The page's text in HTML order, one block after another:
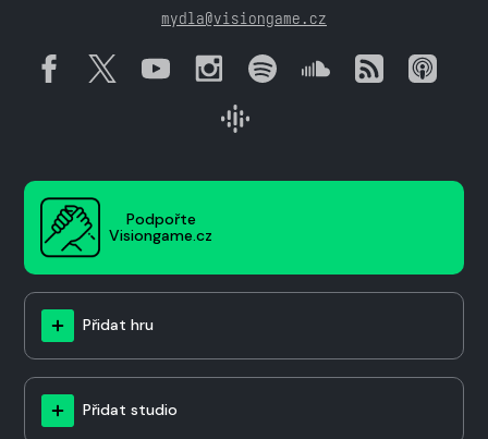
mydla@visiongame.cz
Podpořte
Visiongame.cz
Přidat hru
Přidat studio